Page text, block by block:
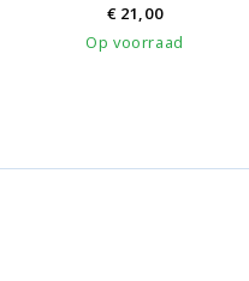
€21,00
Op voorraad